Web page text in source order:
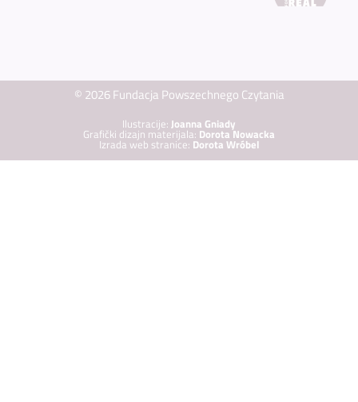
© 2026 Fundacja Powszechnego Czytania
Ilustracije: Joanna Gniady
Grafički dizajn materijala: Dorota Nowacka
Izrada web stranice: Dorota Wróbel